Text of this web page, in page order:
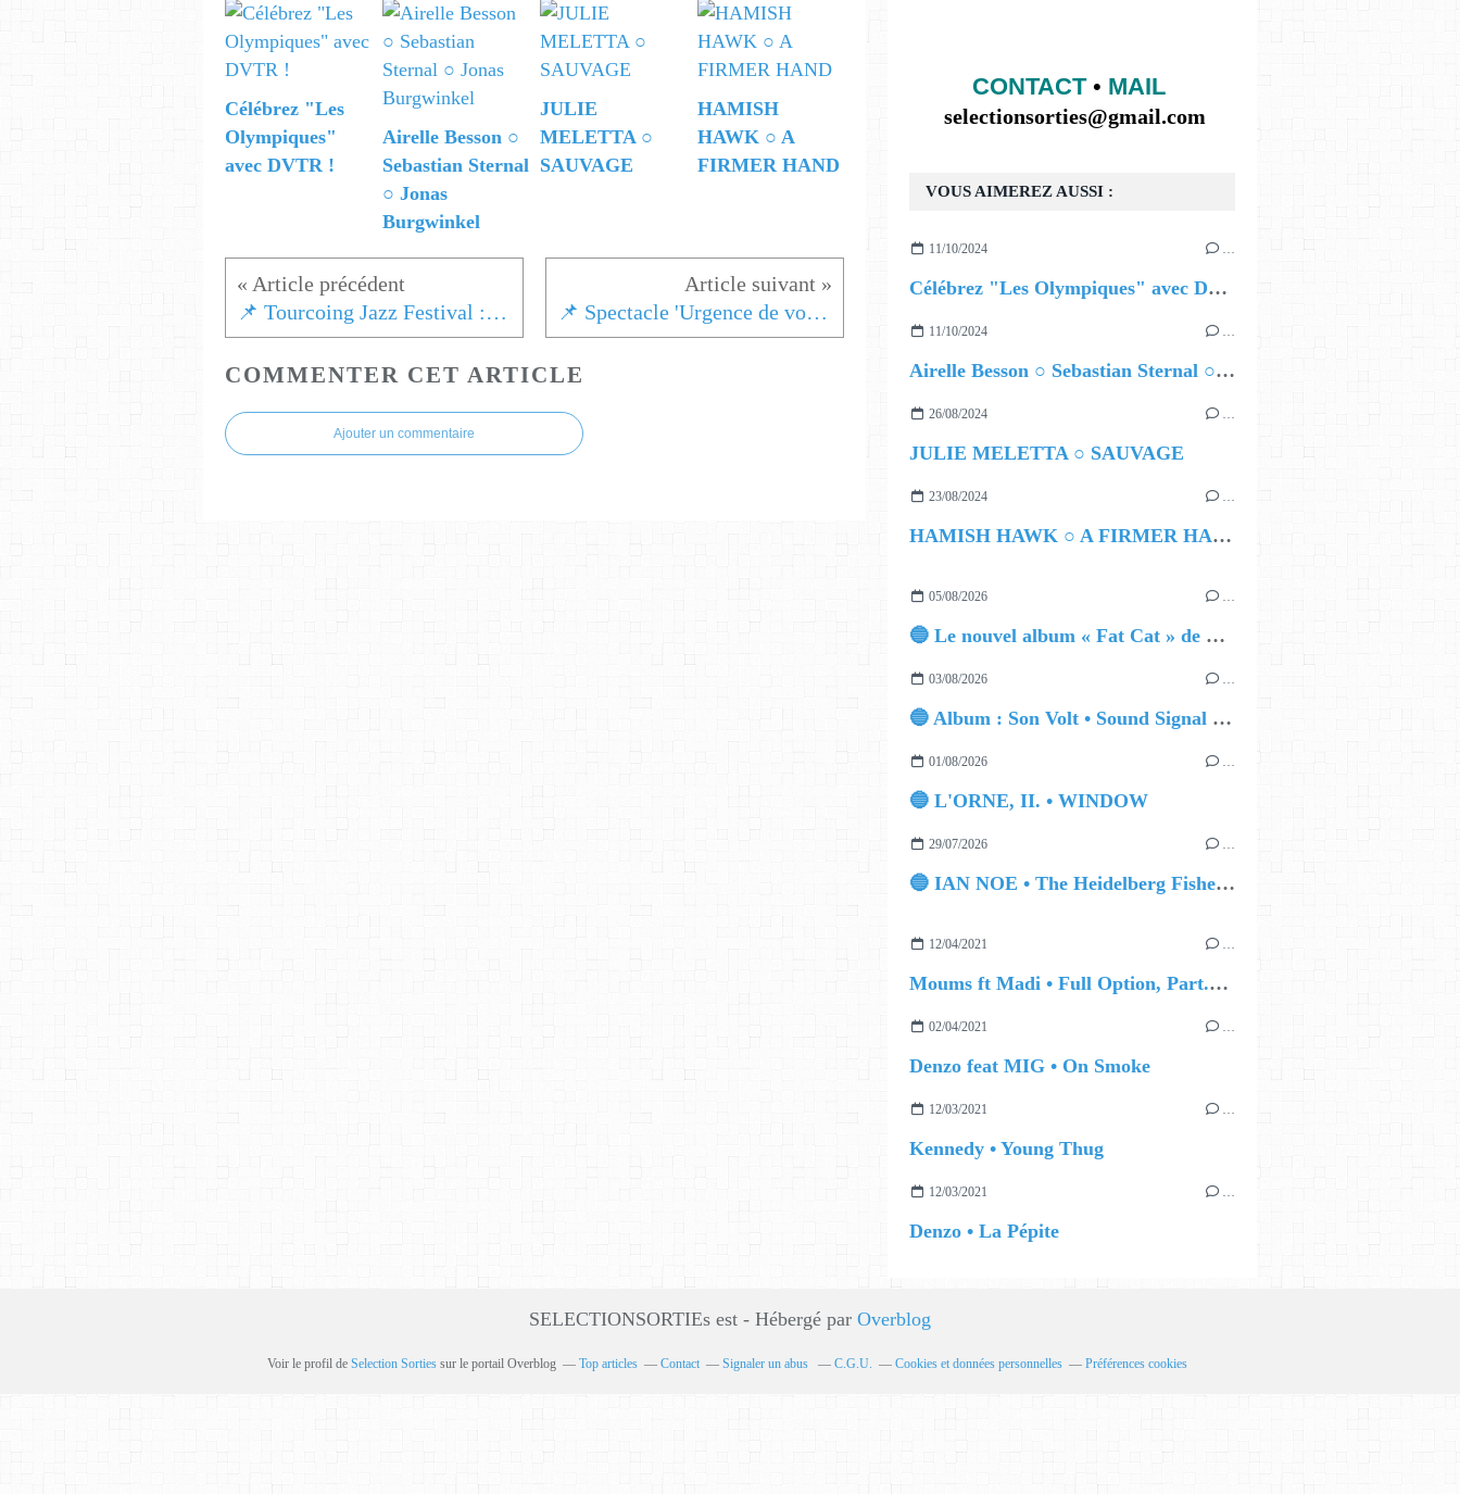
Célébrez "Les
Olympiques"
avec DVTR !
Airelle Besson ○
Sebastian Sternal
○ Jonas
Burgwinkel
JULIE
MELETTA ○
SAUVAGE
HAMISH
HAWK ○ A
FIRMER HAND
📌 Tourcoing Jazz Festival : la programmation mise à jour 📌 Spectacle 'Urgence de vous' [du Gabon à la Russie]
COMMENTER CET ARTICLE
Ajouter un commentaire
VOUS AIMEREZ AUSSI :
11/10/2024 …
Célébrez "Les Olympiques" avec DVTR !
11/10/2024 …
Airelle Besson ○ Sebastian Sternal ○ Jonas Burgwinkel
26/08/2024 …
JULIE MELETTA ○ SAUVAGE
23/08/2024 …
HAMISH HAWK ○ A FIRMER HAND
05/08/2026 …
🔵 Le nouvel album « Fat Cat » de Delilah Holliday (sortie le 30 Octobre 2026)
03/08/2026 …
🔵 Album : Son Volt • Sound Signal Serenades
01/08/2026 …
🔵 L'ORNE, II. • WINDOW
29/07/2026 …
🔵 IAN NOE • The Heidelberg Fisherman’s Ball
12/04/2021 …
Moums ft Madi • Full Option, Part.4 (Freestyle)
02/04/2021 …
Denzo feat MIG • On Smoke
12/03/2021 …
Kennedy • Young Thug
12/03/2021 …
Denzo • La Pépite
CONTACT• MAIL
selectionsorties@gmail.com
SELECTIONSORTIEs est - Hébergé par Overblog
Voir le profil de Selection Sortiessur le portail Overblog Top articles Contact Signaler un abus C.G.U. Cookies et données personnelles Préférences cookies